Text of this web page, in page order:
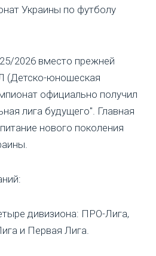
Украины по футболу
2026 вместо прежней
(Детско-юношеская
официально получил
лига будущего". Главная
нового поколения
дивизиона: ПРО-Лига,
и Первая Лига.